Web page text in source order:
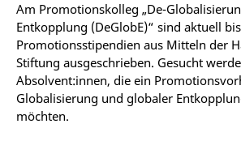
Am Promotionskolleg „De-
Entkopplung (DeGlobE)“ sind aktuell
Promotionsstipendien aus Mitteln der
Stiftung ausgeschrieben. Gesucht
Absolvent:innen, die ein
Globalisierung und globaler
möchten.